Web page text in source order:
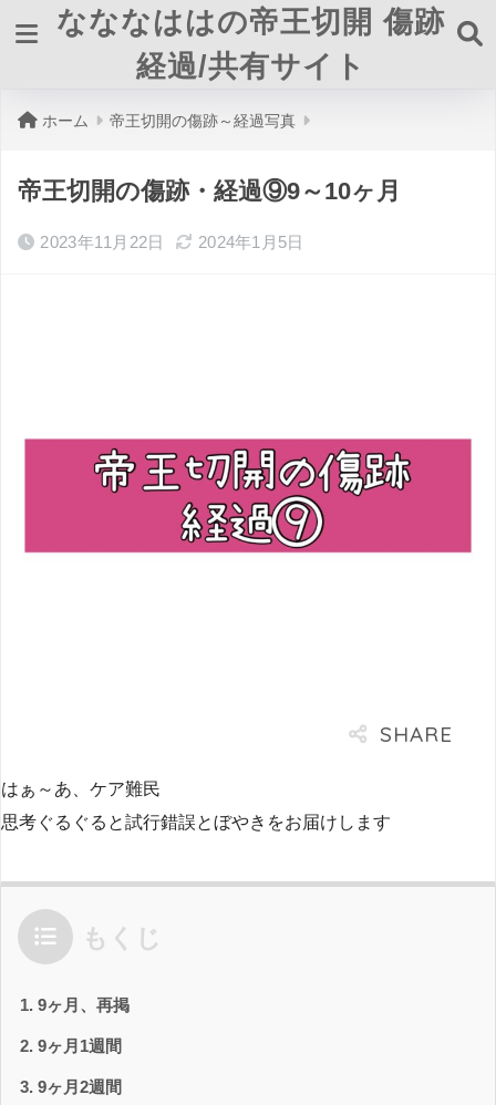
なななははの帝王切開 傷跡
経過/共有サイト
ホーム 帝王切開の傷跡～経過写真
帝王切開の傷跡・経過⑨9～10ヶ月
2023年11月22日 2024年1月5日
はぁ～あ、ケア難民
思考ぐるぐると試行錯誤とぼやきをお届けします
もくじ
9ヶ月、再掲
9ヶ月1週間
9ヶ月2週間